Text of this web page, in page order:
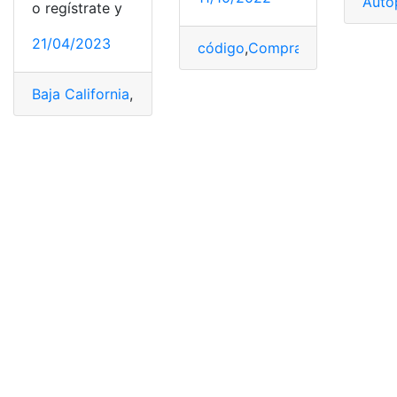
o regístrate y
21/04/2023
Baja California,
código,Comprar